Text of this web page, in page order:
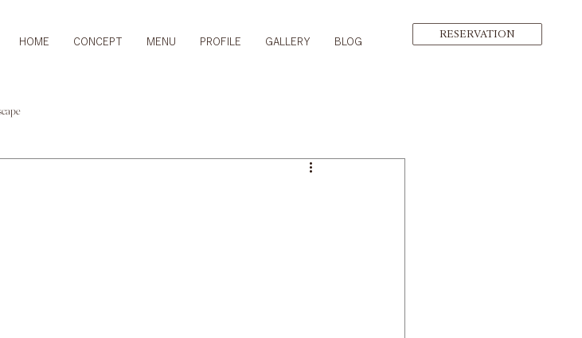
RESERVATION
HOME CONCEPT MENU PROFILE GALLERY BLOG